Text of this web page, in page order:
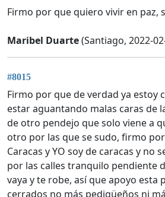
Firmo por que quiero vivir en paz,
Maribel Duarte(Santiago, 2022-
#8015
Firmo por que de verdad ya estoy
estar aguantando malas caras de
de otro pendejo que solo viene a
otro por las que se sudo, firmo
Caracas y YO soy de caracas y no
por las calles tranquilo pendiente
vaya y te robe, así que apoyo esta
cerrados no más pedigüeños ni